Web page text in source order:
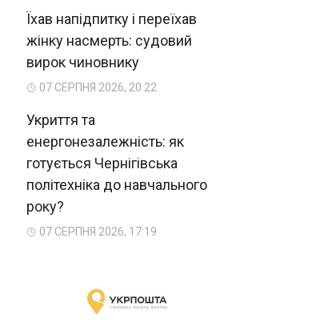
Їхав напідпитку і переїхав
жінку насмерть: судовий
вирок чиновнику
07 СЕРПНЯ 2026, 20:22
Укриття та
енергонезалежність: як
готується Чернігівська
політехніка до навчального
року?
07 СЕРПНЯ 2026, 17:19